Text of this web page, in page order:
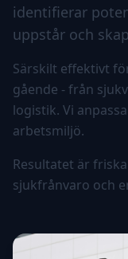
identifierar
uppstår och
Särskilt effektivt
gående - från
logistik. Vi
arbetsmiljö.
Resultatet är
sjukfrånvaro och